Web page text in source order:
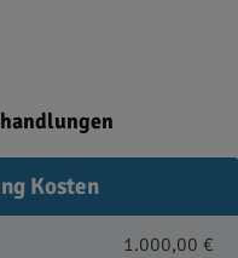
Kosten
1.000,00 €